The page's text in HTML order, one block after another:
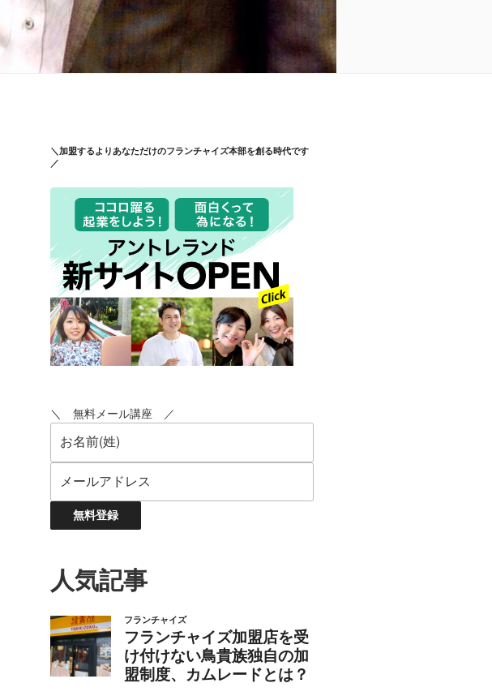
＼加盟するよりあなただけのフランチャイズ本部を創る時代です
／
＼ 無料メール講座 ／
人気記事